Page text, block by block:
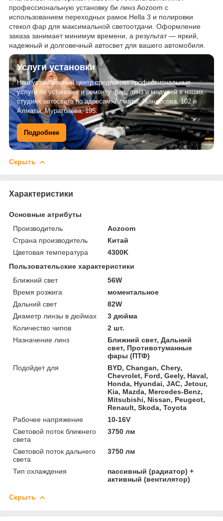
профессиональную установку би линз Aozoom с
использованием переходных рамок Hella 3 и полировки
стекол фар для максимальной светоотдачи. Оформление
заказа занимает минимум времени, а результат — яркий,
надежный и долговечный автосвет для вашего автомобиля.
Услуги установки
Наш установочный центр предлагает профессиональные
услуги по установке и ремонту фар, линз и модулей в наших
студиях автосвета по адресам: Алматы, Жандосова, 102 и
Алматы, Муратбаева, 195.
Подробнее
Скрыть
Характеристики
Основные атрибуты
Производитель
Aozoom
Страна производитель
Китай
Цветовая температура
4300K
Пользовательские характеристики
Ближний свет
56W
Время розжига
моментальное
Дальний свет
82W
Диаметр линзы в дюймах
3 дюйма
Количество чипов
2 шт.
Назначение линз
Ближний свет, Дальний
свет, Противотуманные
фары (ПТФ)
Подойдет для
BYD, Changan, Chery,
Chevrolet, Ford, Geely, Haval,
Honda, Hyundai, JAC, Jetour,
Kia, Mazda, Mercedes-Benz,
Mitsubishi, Nissan, Peugeot,
Renault, Skoda, Toyota
Рабочее напряжение
10-16V
Световой поток ближнего
света
3750 лм
Световой поток дальнего
света
3750 лм
Тип охлаждения
пассивный (радиатор) +
активный (вентилятор)
Скрыть